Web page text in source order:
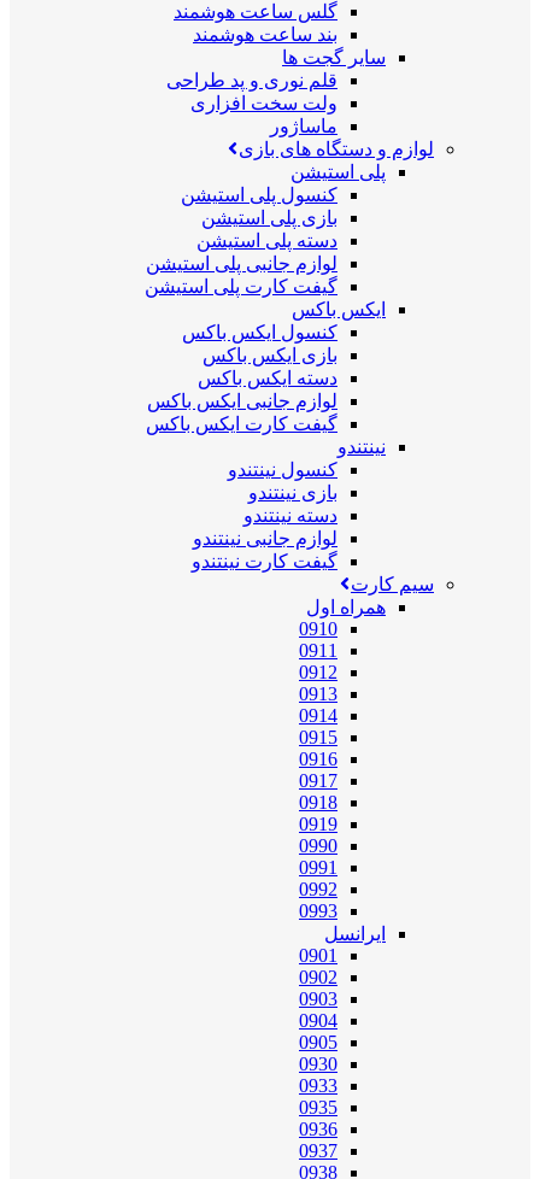
گلس ساعت هوشمند
بند ساعت هوشمند
سایر گجت ها
قلم نوری و پد طراحی
ولت سخت افزاری
ماساژور
لوازم و دستگاه های بازی
پلی استیشن
کنسول پلی استیشن
بازی پلی استیشن
دسته پلی استیشن
لوازم جانبی پلی استیشن
گیفت کارت پلی استیشن
ایکس باکس
کنسول ایکس باکس
بازی ایکس باکس
دسته ایکس باکس
لوازم جانبی ایکس باکس
گیفت کارت ایکس باکس
نینتندو
کنسول نینتندو
بازی نینتندو
دسته نینتندو
لوازم جانبی نینتندو
گیفت کارت نینتندو
سیم کارت
همراه اول
0910
0911
0912
0913
0914
0915
0916
0917
0918
0919
0990
0991
0992
0993
ایرانسل
0901
0902
0903
0904
0905
0930
0933
0935
0936
0937
0938